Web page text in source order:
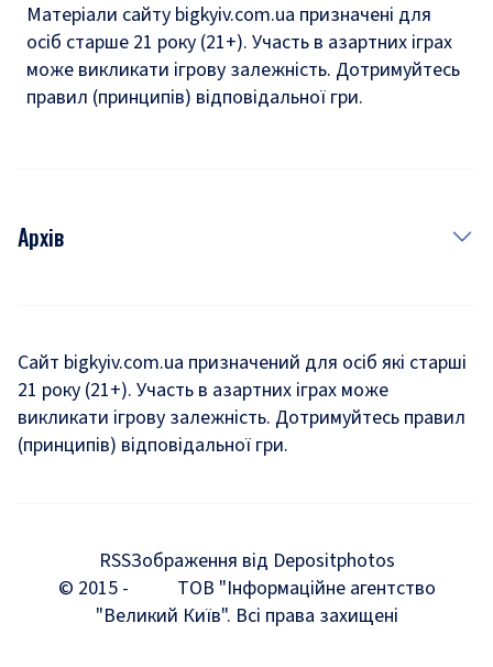
Матеріали сайту bigkyiv.com.ua призначені для
осіб старше 21 року (21+). Участь в азартних іграх
може викликати ігрову залежність. Дотримуйтесь
правил (принципів) відповідальної гри.
Архів
Комуналка
Хроніки війни
Мегаполіс
Київщина
Сайт bigkyiv.com.ua призначений для осіб які старші
21 року (21+). Участь в азартних іграх може
викликати ігрову залежність. Дотримуйтесь правил
(принципів) відповідальної гри.
RSSЗображення від Depositphotos
© 2015 -
ТОВ "Інформаційне агентство
"Великий Київ". Всі права захищені